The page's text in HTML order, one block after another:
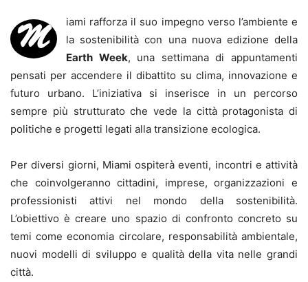
M
iami rafforza il suo impegno verso l’ambiente e
la sostenibilità con una nuova edizione della
Earth Week, una settimana di appuntamenti
pensati per accendere il dibattito su clima, innovazione e
futuro urbano. L’iniziativa si inserisce in un percorso
sempre più strutturato che vede la città protagonista di
politiche e progetti legati alla transizione ecologica.
Per diversi giorni, Miami ospiterà eventi, incontri e attività
che coinvolgeranno cittadini, imprese, organizzazioni e
professionisti attivi nel mondo della sostenibilità.
L’obiettivo è creare uno spazio di confronto concreto su
temi come economia circolare, responsabilità ambientale,
nuovi modelli di sviluppo e qualità della vita nelle grandi
città.